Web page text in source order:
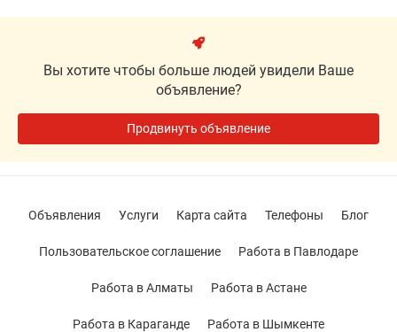
Вы хотите чтобы больше людей увидели Ваше
объявление?
Продвинуть объявление
Объявления Услуги Карта сайта Телефоны Блог
Пользовательское соглашение Работа в Павлодаре
Работа в Алматы Работа в Астане
Работа в Караганде Работа в Шымкенте